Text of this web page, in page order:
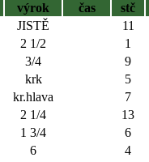
výrok čas
stč
JISTĚ
11
2 1/2
1
3/4
9
krk
5
kr.hlava
7
2 1/4
13
1 3/4
6
6
4